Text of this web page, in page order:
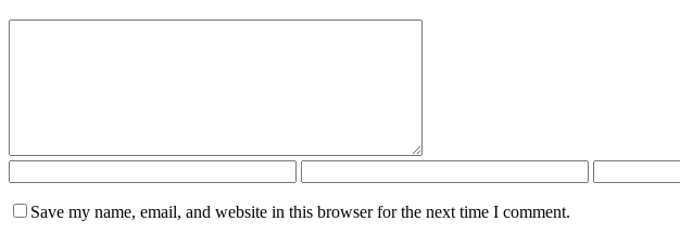
Save my name, email, and website in this browser for the next time I comment.